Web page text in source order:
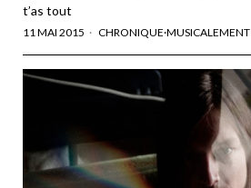
t’as tout
11 MAI 2015 CHRONIQUE·MUSICALEMENT